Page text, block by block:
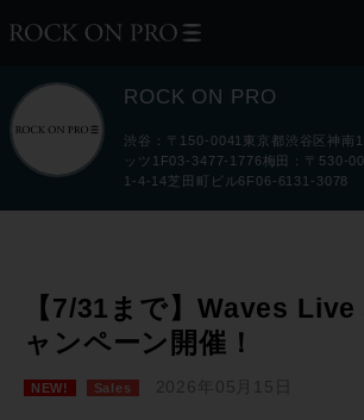
ROCK ON PRO
渋谷：〒150-0041東京都渋谷区神南
ッツ1F03-3477-1776梅田：〒530-
1-4-14芝田町ビル6F06-6131-3078
【7/31まで】Waves Live
ャンペーン開催！
NEW! Sales 2026年05月15日